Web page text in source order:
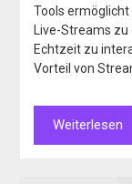
Tools
Live-Streams
Echtzeit zu
Vorteil von
Weiterlesen